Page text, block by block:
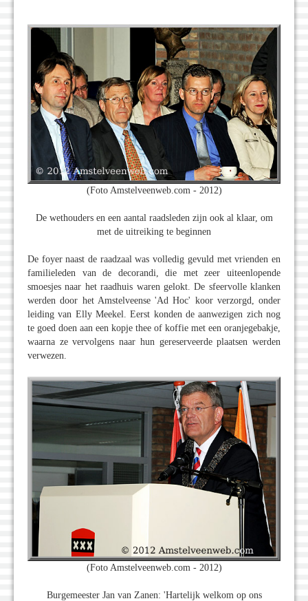
(Foto Amstelveenweb.com - 2012)
De wethouders en een aantal raadsleden zijn ook al klaar, om
met de uitreiking te beginnen
De foyer naast de raadzaal was volledig gevuld met vrienden en
familieleden van de decorandi, die met zeer uiteenlopende
smoesjes naar het raadhuis waren gelokt. De sfeervolle klanken
werden door het Amstelveense 'Ad Hoc' koor verzorgd, onder
leiding van Elly Meekel. Eerst konden de aanwezigen zich nog
te goed doen aan een kopje thee of koffie met een oranjegebakje,
waarna ze vervolgens naar hun gereserveerde plaatsen werden
verwezen.
(Foto Amstelveenweb.com - 2012)
Burgemeester Jan van Zanen: 'Hartelijk welkom op ons